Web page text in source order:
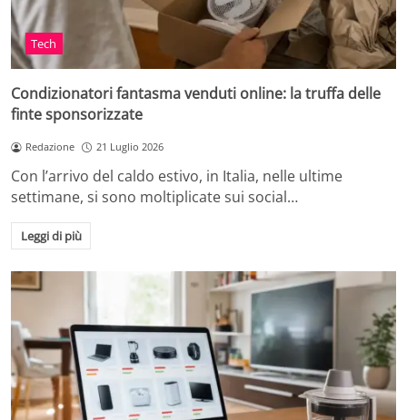
Tech
Condizionatori fantasma venduti online: la truffa delle
finte sponsorizzate
Redazione 21 Luglio 2026
Con l’arrivo del caldo estivo, in Italia, nelle ultime
settimane, si sono moltiplicate sui social…
Leggi di più